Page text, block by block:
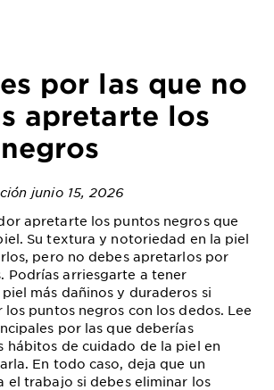
por las que no
apretarte los
junio 15, 2026
apretarte los puntos negros que
Su textura y notoriedad en la piel
pero no debes apretarlos por
Podrías arriesgarte a tener
más dañinos y duraderos si
puntos negros con los dedos. Lee
por las que deberías
hábitos de cuidado de la piel en
En todo caso, deja que un
el trabajo si debes eliminar los